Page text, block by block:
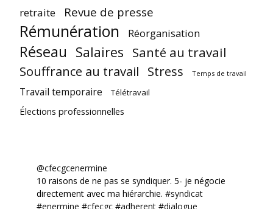
retraite Revue de presse
Rémunération Réorganisation
Réseau Salaires Santé au travail
Souffrance au travail Stress Temps de travail
Travail temporaire Télétravail
Élections professionnelles
@cfecgcenermine
10 raisons de ne pas se syndiquer. 5- je négocie
directement avec ma hiérarchie. #syndicat
#enermine #cfecgc #adherent #dialogue